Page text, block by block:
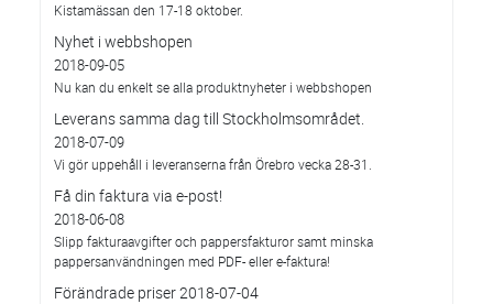
Kistamässan den 17-18 oktober.
Nyhet i webbshopen
2018-09-05
Nu kan du enkelt se alla produktnyheter i webbshopen
Leverans samma dag till Stockholmsområdet.
2018-07-09
Vi gör uppehåll i leveranserna från Örebro vecka 28-31.
Få din faktura via e-post!
2018-06-08
Slipp fakturaavgifter och pappersfakturor samt minska
pappersanvändningen med PDF- eller e-faktura!
Förändrade priser 2018-07-04